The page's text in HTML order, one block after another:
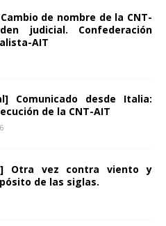
de nombre de la CNT-
judicial. Confederación
AIT
Comunicado desde Italia:
de la CNT-AIT
Otra vez contra viento y
de las siglas.